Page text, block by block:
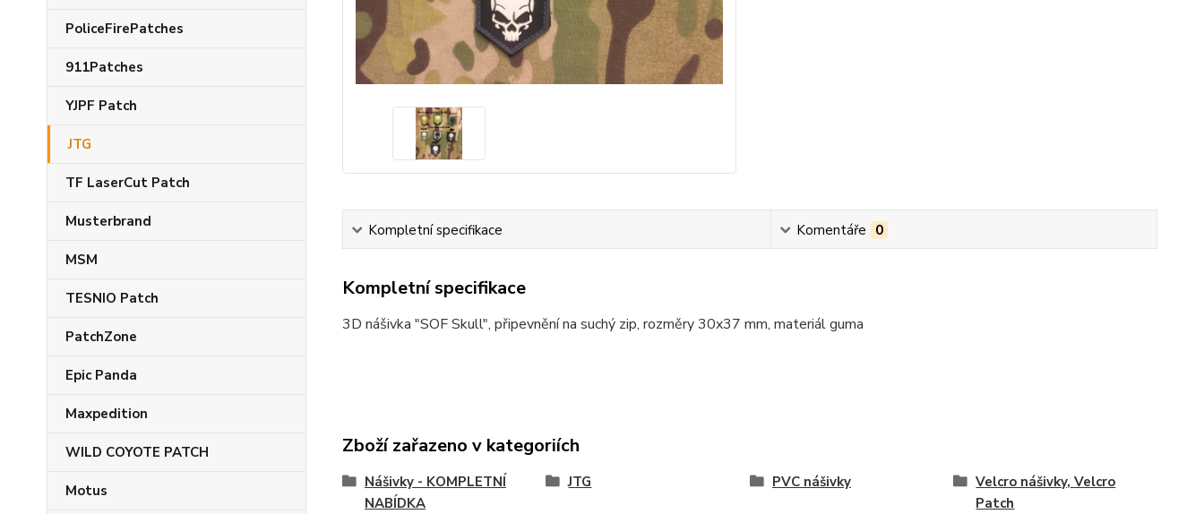
PoliceFirePatches
911Patches
YJPF Patch
JTG
TF LaserCut Patch
Musterbrand
MSM
TESNIO Patch
PatchZone
Epic Panda
Maxpedition
WILD COYOTE PATCH
Motus
Kompletní specifikace Komentáře 0
Kompletní specifikace
3D nášivka "SOF Skull", připevnění na suchý zip, rozměry 30x37 mm, materiál guma
Zboží zařazeno v kategoriích
Nášivky - KOMPLETNÍ
NABÍDKA
JTG PVC nášivky
Velcro nášivky, Velcro
Patch